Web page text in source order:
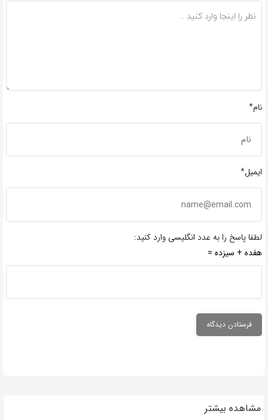
نام*
ایمیل*
لطفا پاسخ را به عدد انگلیسی وارد کنید:
هفده + سیزده =
مشاهده بیشتر